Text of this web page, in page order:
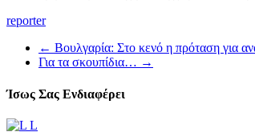
reporter
← Βουλγαρία: Στο κενό η πρόταση για
Για τα σκουπίδια… →
Ίσως Σας Ενδιαφέρει